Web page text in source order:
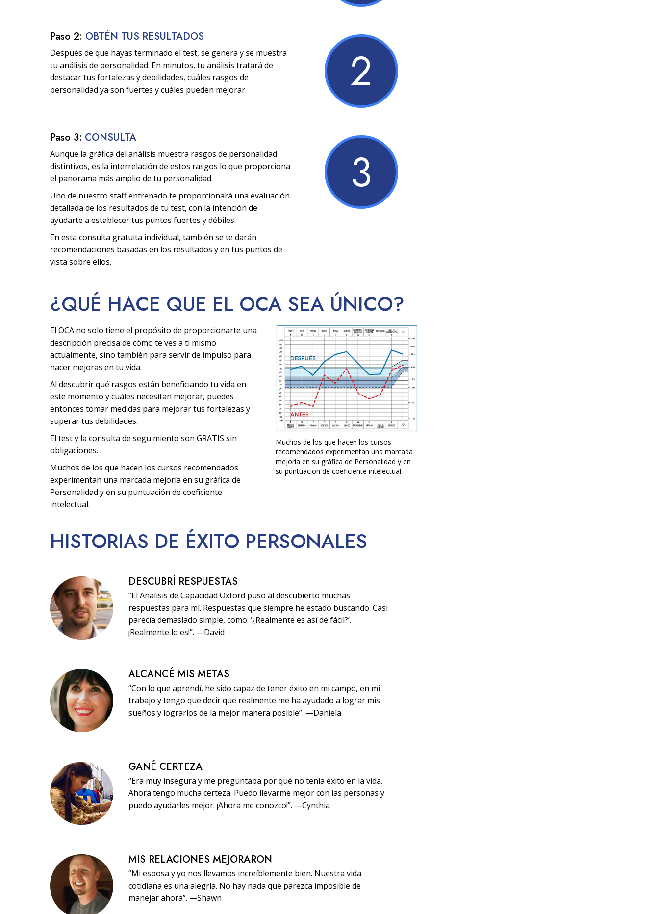
Paso 2: OBTÉN TUS RESULTADOS
Después de que hayas terminado el test, se genera y se muestra
tu análisis de personalidad. En minutos, tu análisis tratará de
destacar tus fortalezas y debilidades, cuáles rasgos de
personalidad ya son fuertes y cuáles pueden mejorar.
2
Paso 3: CONSULTA
Aunque la gráfica del análisis muestra rasgos de personalidad
distintivos, es la interrelación de estos rasgos lo que proporciona
el panorama más amplio de tu personalidad.
Uno de nuestro staff entrenado te proporcionará una evaluación
detallada de los resultados de tu test, con la intención de
ayudarte a establecer tus puntos fuertes y débiles.
En esta consulta gratuita individual, también se te darán
recomendaciones basadas en los resultados y en tus puntos de
vista sobre ellos.
3
¿QUÉ HACE QUE EL OCA SEA ÚNICO?
El OCA no solo tiene el propósito de proporcionarte una
descripción precisa de cómo te ves a ti mismo
actualmente, sino también para servir de impulso para
hacer mejoras en tu vida.
Al descubrir qué rasgos están beneficiando tu vida en
este momento y cuáles necesitan mejorar, puedes
entonces tomar medidas para mejorar tus fortalezas y
superar tus debilidades.
El test y la consulta de seguimiento son GRATIS sin
obligaciones.
Muchos de los que hacen los cursos recomendados
experimentan una marcada mejoría en su gráfica de
Personalidad y en su puntuación de coeficiente
intelectual.
Muchos de los que hacen los cursos
recomendados experimentan una marcada
mejoría en su gráfica de Personalidad y en
su puntuación de coeficiente intelectual.
HISTORIAS DE ÉXITO PERSONALES
DESCUBRÍ RESPUESTAS
“El Análisis de Capacidad Oxford puso al descubierto muchas
respuestas para mí. Respuestas que siempre he estado buscando. Casi
parecía demasiado simple, como: ‘¿Realmente es así de fácil?’.
¡Realmente lo es!”. —David
ALCANCÉ MIS METAS
“Con lo que aprendí, he sido capaz de tener éxito en mi campo, en mi
trabajo y tengo que decir que realmente me ha ayudado a lograr mis
sueños y lograrlos de la mejor manera posible”. —Daniela
GANÉ CERTEZA
“Era muy insegura y me preguntaba por qué no tenía éxito en la vida.
Ahora tengo mucha certeza. Puedo llevarme mejor con las personas y
puedo ayudarles mejor. ¡Ahora me conozco!”. —Cynthia
MIS RELACIONES MEJORARON
“Mi esposa y yo nos llevamos increíblemente bien. Nuestra vida
cotidiana es una alegría. No hay nada que parezca imposible de
manejar ahora”. —Shawn